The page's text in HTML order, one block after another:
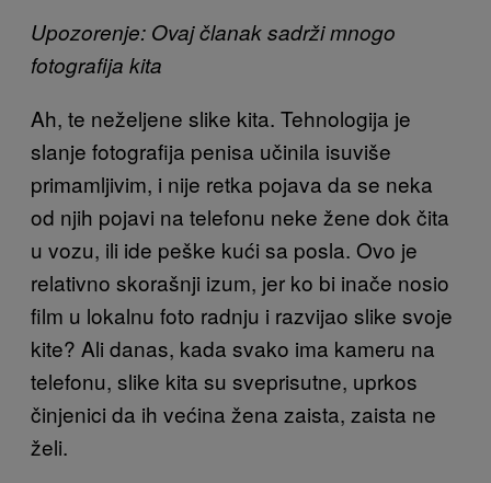
Upozorenje: Ovaj članak sadrži mnogo
fotografija kita
Ah, te neželjene slike kita. Tehnologija je
slanje fotografija penisa učinila isuviše
primamljivim, i nije retka pojava da se neka
od njih pojavi na telefonu neke žene dok čita
u vozu, ili ide peške kući sa posla. Ovo je
relativno skorašnji izum, jer ko bi inače nosio
film u lokalnu foto radnju i razvijao slike svoje
kite? Ali danas, kada svako ima kameru na
telefonu, slike kita su sveprisutne, uprkos
činjenici da ih većina žena zaista, zaista ne
želi.